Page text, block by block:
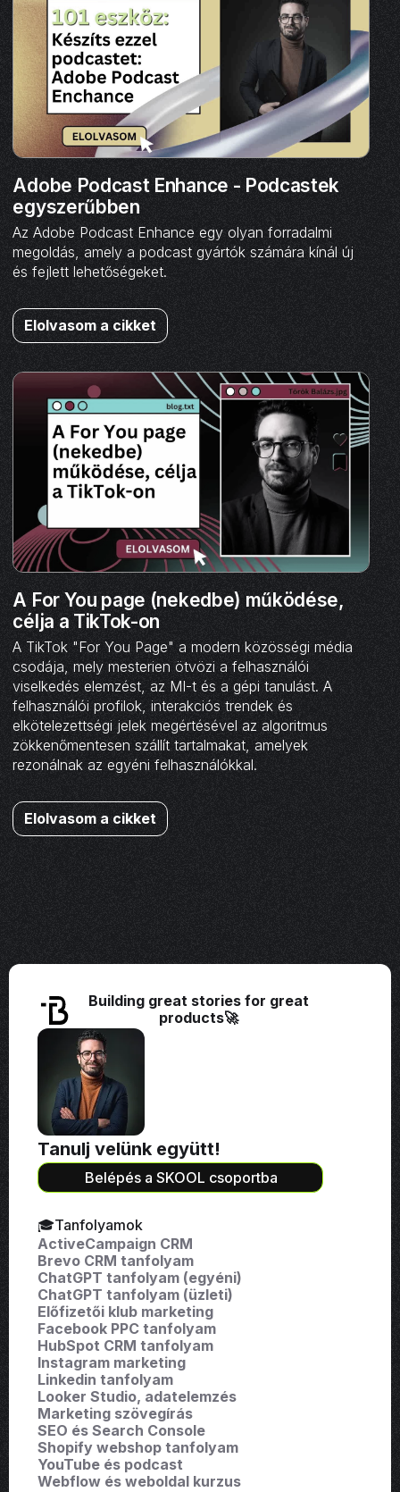
Adobe Podcast Enhance - Podcastek
egyszerűbben
Az Adobe Podcast Enhance egy olyan forradalmi
megoldás, amely a podcast gyártók számára kínál új
és fejlett lehetőségeket.
Elolvasom a cikket
A For You page (nekedbe) működése,
célja a TikTok-on
A TikTok "For You Page" a modern közösségi média
csodája, mely mesterien ötvözi a felhasználói
viselkedés elemzést, az MI-t és a gépi tanulást. A
felhasználói profilok, interakciós trendek és
elkötelezettségi jelek megértésével az algoritmus
zökkenőmentesen szállít tartalmakat, amelyek
rezonálnak az egyéni felhasználókkal.
Elolvasom a cikket
Building great stories for great
products🚀
Tanulj velünk együtt!
Belépés a SKOOL csoportba
🎓Tanfolyamok
ActiveCampaign CRM
Brevo CRM tanfolyam
ChatGPT tanfolyam (egyéni)
ChatGPT tanfolyam (üzleti)
Előfizetői klub marketing
Facebook PPC tanfolyam
HubSpot CRM tanfolyam
Instagram marketing
Linkedin tanfolyam
Looker Studio, adatelemzés
Marketing szövegírás
SEO és Search Console
Shopify webshop tanfolyam
YouTube és podcast
Webflow és weboldal kurzus